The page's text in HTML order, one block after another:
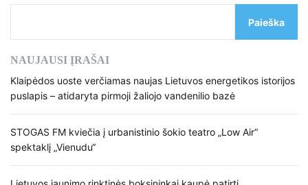
Paieška
NAUJAUSI ĮRAŠAI
Klaipėdos uoste verčiamas naujas Lietuvos energetikos istorijos
puslapis – atidaryta pirmoji žaliojo vandenilio bazė
STOGAS FM kviečia į urbanistinio šokio teatro „Low Air“
spektaklį „Vienudu“